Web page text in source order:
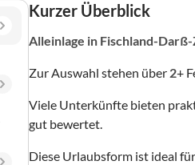
Kurzer Überblick
Alleinlage in Fischland-
Zur Auswahl stehen über 2+
Viele Unterkünfte bieten
gut bewertet.
Diese Urlaubsform ist ideal